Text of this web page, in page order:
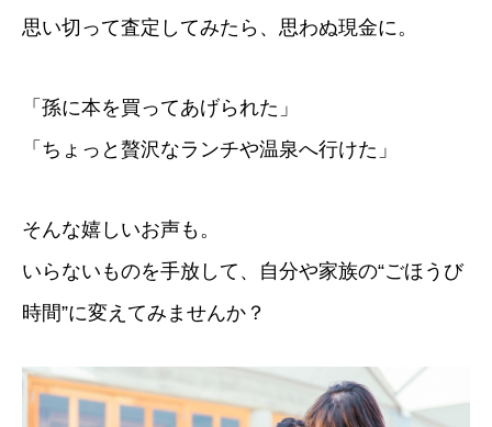
思い切って査定してみたら、思わぬ現金に。
「孫に本を買ってあげられた」
「ちょっと贅沢なランチや温泉へ行けた」
そんな嬉しいお声も。
いらないものを手放して、自分や家族の“ごほうび
時間”に変えてみませんか？